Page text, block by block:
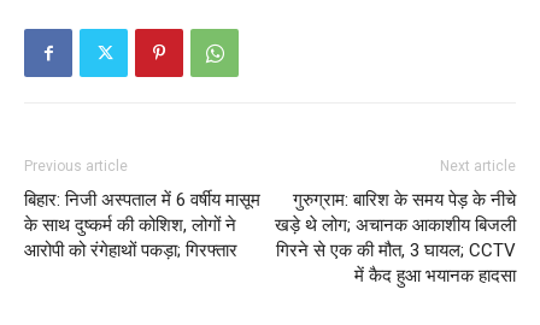
Previous article
बिहार: निजी अस्पताल में 6 वर्षीय मासूम
के साथ दुष्कर्म की कोशिश, लोगों ने
आरोपी को रंगेहाथों पकड़ा; गिरफ्तार
Next article
गुरुग्राम: बारिश के समय पेड़ के नीचे
खड़े थे लोग; अचानक आकाशीय बिजली
गिरने से एक की मौत, 3 घायल; CCTV
में कैद हुआ भयानक हादसा